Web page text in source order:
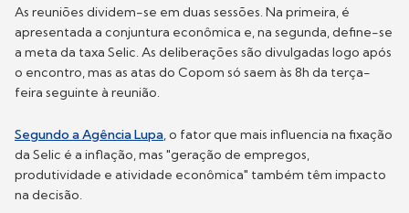
As reuniões dividem-se em duas sessões. Na primeira, é
apresentada a conjuntura econômica e, na segunda, define-se
a meta da taxa Selic. As deliberações são divulgadas logo após
o encontro, mas as atas do Copom só saem às 8h da terça-
feira seguinte à reunião.
Segundo a Agência Lupa, o fator que mais influencia na fixação
da Selic é a inflação, mas "geração de empregos,
produtividade e atividade econômica" também têm impacto
na decisão.